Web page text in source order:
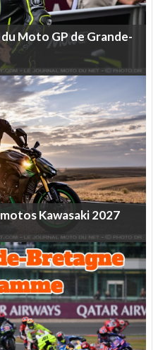
du MotoGP de Grande-
motosKawasaki2027